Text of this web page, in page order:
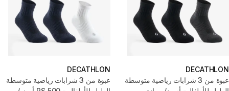
DECATHLON
عبوة من 3 شرابات رياضية متوسطة
DECATHLON
عبوة من 3 شرابات رياضية متوسطة